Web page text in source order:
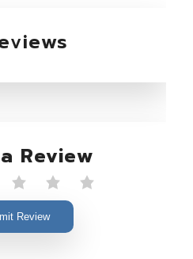
Review
Review